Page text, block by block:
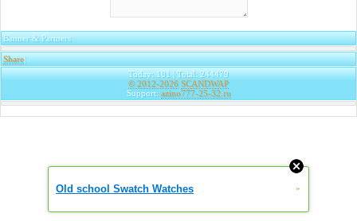
Banner & Partners
Share|
Today: 101 | Total: 244479
© 2012-2026 SCANDWAP
Support: azino777-25-32.ru
Old school Swatch Watches »